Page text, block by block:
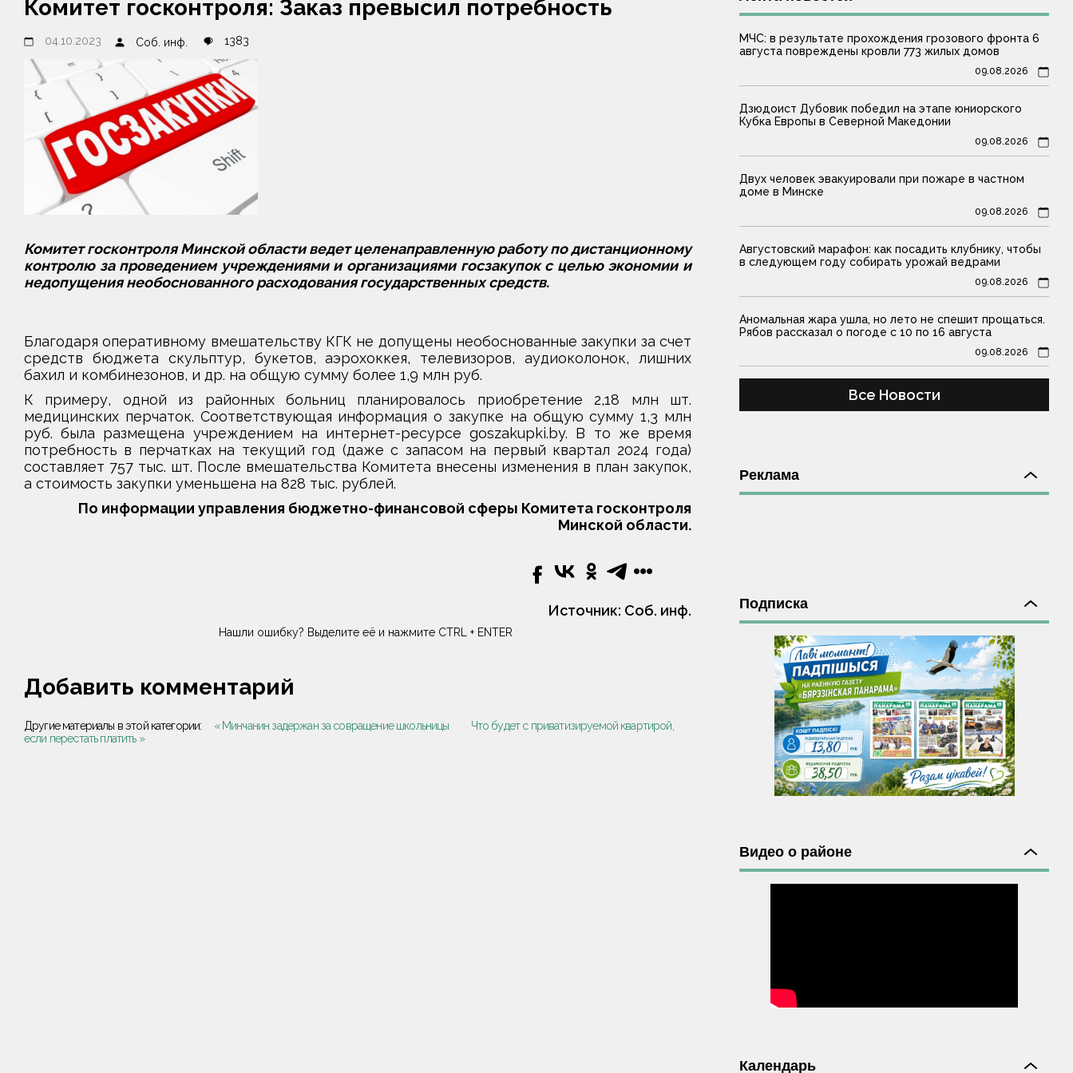
Комитет госконтроля: Заказ превысил потребность
04.10.2023 Соб. инф. 1383
Комитет госконтроля Минской области ведет целенаправленную работу по дистанционному
контролю за проведением учреждениями и организациями госзакупок с целью экономии и
недопущения необоснованного расходования государственных средств.
Благодаря оперативному вмешательству КГК не допущены необоснованные закупки за счет
средств бюджета скульптур, букетов, аэрохоккея, телевизоров, аудиоколонок, лишних
бахил и комбинезонов, и др. на общую сумму более 1,9 млн руб.
К примеру, одной из районных больниц планировалось приобретение 2,18 млн шт.
медицинских перчаток. Соответствующая информация о закупке на общую сумму 1,3 млн
руб. была размещена учреждением на интернет-ресурсе goszakupki.by. В то же время
потребность в перчатках на текущий год (даже с запасом на первый квартал 2024 года)
составляет 757 тыс. шт. После вмешательства Комитета внесены изменения в план закупок,
а стоимость закупки уменьшена на 828 тыс. рублей.
По информации управления бюджетно-финансовой сферы Комитета госконтроля
Минской области.
Источник: Соб. инф.
Нашли ошибку? Выделите её и нажмите CTRL + ENTER
Добавить комментарий
Другие материалы в этой категории: « Минчанин задержан за совращение школьницы
Что будет с приватизируемой квартирой,
если перестать платить »
МЧС: в результате прохождения грозового фронта 6
августа повреждены кровли 773 жилых домов
09.08.2026
Дзюдоист Дубовик победил на этапе юниорского
Кубка Европы в Северной Македонии
09.08.2026
Двух человек эвакуировали при пожаре в частном
доме в Минске
09.08.2026
Августовский марафон: как посадить клубнику, чтобы
в следующем году собирать урожай ведрами
09.08.2026
Аномальная жара ушла, но лето не спешит прощаться.
Рябов рассказал о погоде с 10 по 16 августа
09.08.2026
Все Новости
Реклама
Подписка
Видео о районе
Календарь